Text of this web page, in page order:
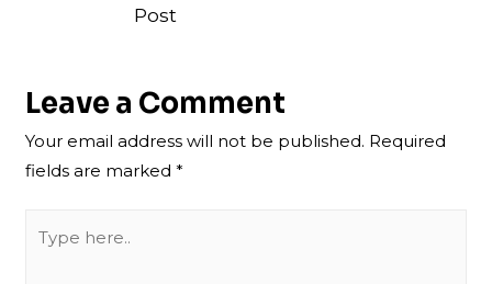
Post
Leave a Comment
Your email address will not be published. Required
fields are marked*
here..